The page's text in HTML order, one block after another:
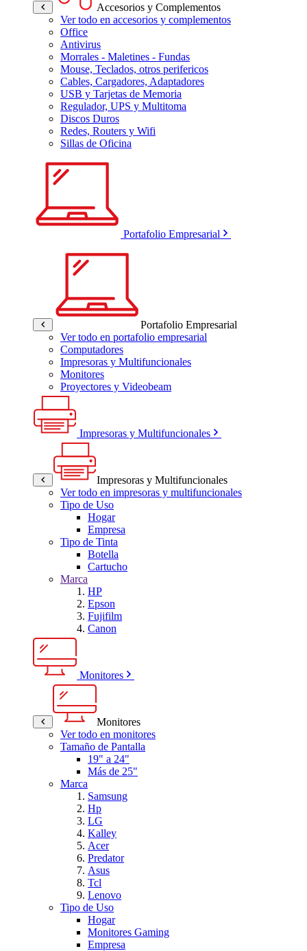
Accesorios y Complementos
Ver todo en accesorios y complementos
Office
Antivirus
Morrales - Maletines - Fundas
Mouse, Teclados, otros perifericos
Cables, Cargadores, Adaptadores
USB y Tarjetas de Memoria
Regulador, UPS y Multitoma
Discos Duros
Redes, Routers y Wifi
Sillas de Oficina
Portafolio Empresarial
Portafolio Empresarial
Ver todo en portafolio empresarial
Computadores
Impresoras y Multifuncionales
Monitores
Proyectores y Videobeam
Impresoras y Multifuncionales
Impresoras y Multifuncionales
Ver todo en impresoras y multifuncionales
Tipo de Uso
Hogar
Empresa
Tipo de Tinta
Botella
Cartucho
Marca
HP
Epson
Fujifilm
Canon
Monitores
Monitores
Ver todo en monitores
Tamaño de Pantalla
19" a 24"
Más de 25"
Marca
Samsung
Hp
LG
Kalley
Acer
Predator
Asus
Tcl
Lenovo
Tipo de Uso
Hogar
Monitores Gaming
Empresa